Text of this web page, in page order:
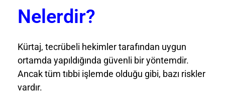
Nelerdir?
Kürtaj, tecrübeli hekimler tarafından uygun
ortamda yapıldığında güvenli bir yöntemdir.
Ancak tüm tıbbi işlemde olduğu gibi, bazı riskler
vardır.